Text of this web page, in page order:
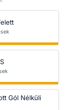
Gól Nélküli